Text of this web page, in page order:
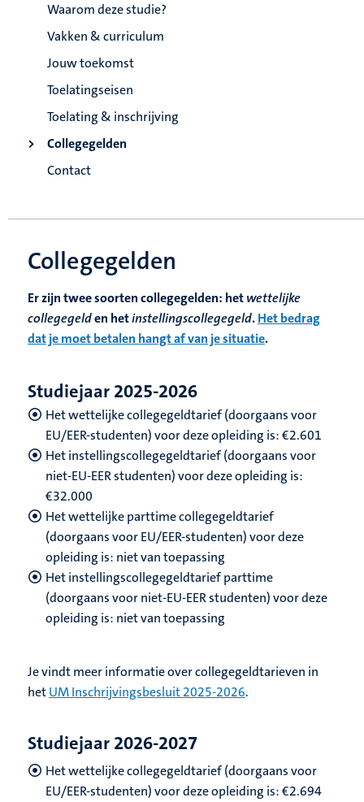
Waarom deze studie?
Vakken & curriculum
Jouw toekomst
Toelatingseisen
Toelating & inschrijving
Collegegelden
Contact
Collegegelden
Er zijn twee soorten collegegelden: hetwettelijke
collegegelden hetinstellingscollegegeld.Het bedrag
dat je moet betalen hangt af van je situatie.
Studiejaar 2025-2026
Het wettelijke collegegeldtarief (doorgaans voor
EU/EER-studenten) voor deze opleiding is: €2.601
Het instellingscollegegeldtarief (doorgaans voor
niet-EU-EER studenten) voor deze opleiding is:
€32.000
Het wettelijke parttime collegegeldtarief
(doorgaans voor EU/EER-studenten) voor deze
opleiding is: niet van toepassing
Het instellingscollegegeldtarief parttime
(doorgaans voor niet-EU-EER studenten) voor deze
opleiding is: niet van toepassing
Je vindt meer informatie over collegegeldtarieven in
hetUM Inschrijvingsbesluit 2025-2026.
Studiejaar 2026-2027
Het wettelijke collegegeldtarief (doorgaans voor
EU/EER-studenten) voor deze opleiding is: €2.694